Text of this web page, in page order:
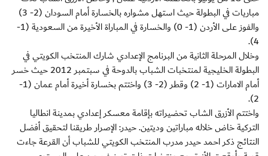
مباريات في البطولة حيث استهل مشواره بالخسارة أمام السودان (2- 3)
والفوز على الأردن (1- 0) والخسارة في المباراة الأخيرة من السعودية (1-
4).
وخلال المرحلة الثانية من البرنامج الإعدادي شارك المنتخب الكويتي في
البطولة الخليجية لمنتخبات الشباب بالدوحة في سبتمبر 2012 حيث خسر
أمام الامارات (1- 2) وقطر (2- 3) واختتم بخسارة أخيرة أمام عمان (1-
2).
واختتم الأزرق الشاب تحضيراته بإقامة معسكر إعدادي بمدينة انطاليا
التركية خاض خلاله مباراتين وديتين. حيدر: الإصرار طريقنا لتحقيق أفضل
النتائج ذكر احمد حيدر مدرب المنتخب الكويتي للشباب أن القرعة جاءت